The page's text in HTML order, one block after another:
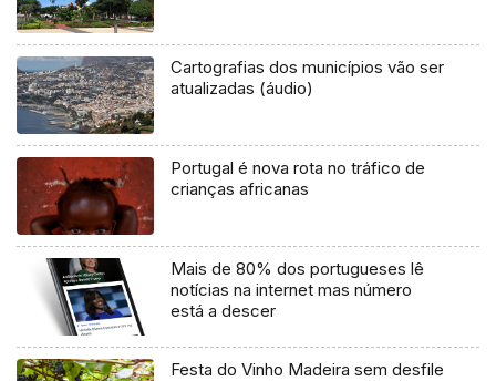
Cartografias dos municípios vão ser
atualizadas (áudio)
Portugal é nova rota no tráfico de
crianças africanas
Mais de 80% dos portugueses lê
notícias na internet mas número
está a descer
Festa do Vinho Madeira sem desfile